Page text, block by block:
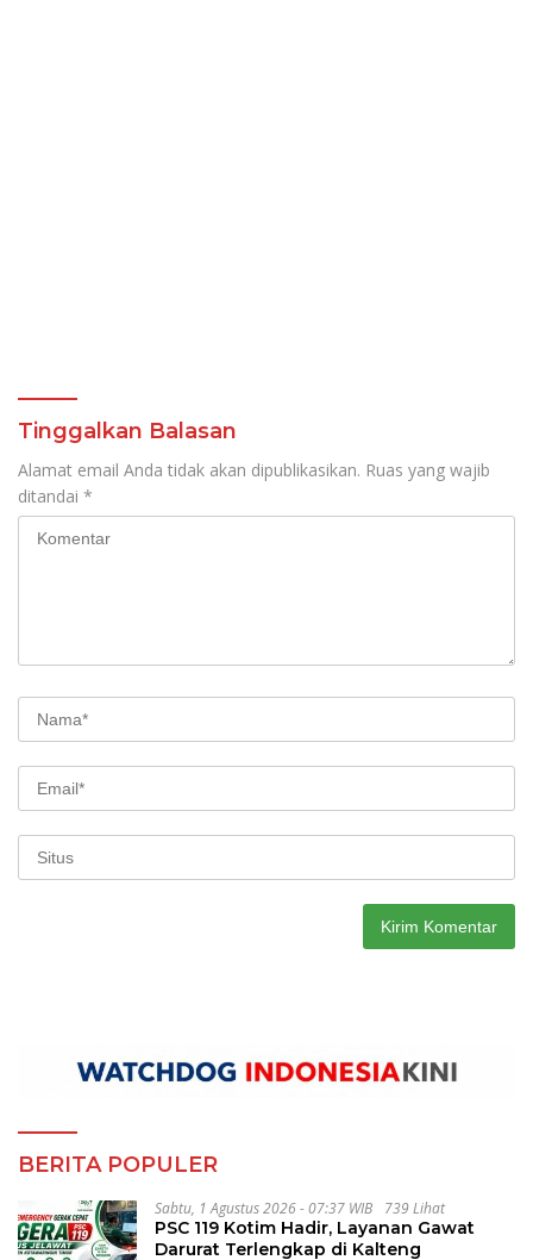
Tinggalkan Balasan
Alamat email Anda tidak akan dipublikasikan. Ruas yang wajib
ditandai *
BERITA POPULER
Sabtu, 1 Agustus 2026 - 07:37 WIB 739 Lihat
PSC 119 Kotim Hadir, Layanan Gawat
Darurat Terlengkap di Kalteng